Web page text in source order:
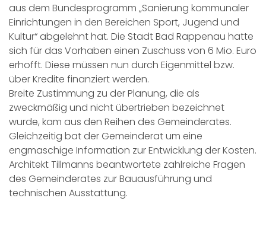
aus dem Bundesprogramm „Sanierung kommunaler
Einrichtungen in den Bereichen Sport, Jugend und
Kultur“ abgelehnt hat. Die Stadt Bad Rappenau hatte
sich für das Vorhaben einen Zuschuss von 6 Mio. Euro
erhofft. Diese müssen nun durch Eigenmittel bzw.
über Kredite finanziert werden.
Breite Zustimmung zu der Planung, die als
zweckmäßig und nicht übertrieben bezeichnet
wurde, kam aus den Reihen des Gemeinderates.
Gleichzeitig bat der Gemeinderat um eine
engmaschige Information zur Entwicklung der Kosten.
Architekt Tillmanns beantwortete zahlreiche Fragen
des Gemeinderates zur Bauausführung und
technischen Ausstattung.